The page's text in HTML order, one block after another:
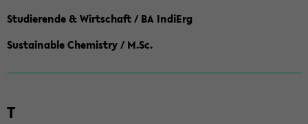
Studierende & Wirtschaft / BA IndiErg
Sustainable Chemistry / M.Sc.
T